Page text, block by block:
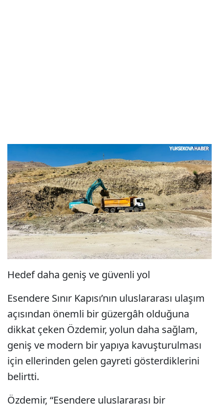
Hedef daha geniş ve güvenli yol
Esendere Sınır Kapısı’nın uluslararası ulaşım
açısından önemli bir güzergâh olduğuna
dikkat çeken Özdemir, yolun daha sağlam,
geniş ve modern bir yapıya kavuşturulması
için ellerinden gelen gayreti gösterdiklerini
belirtti.
Özdemir, “Esendere uluslararası bir